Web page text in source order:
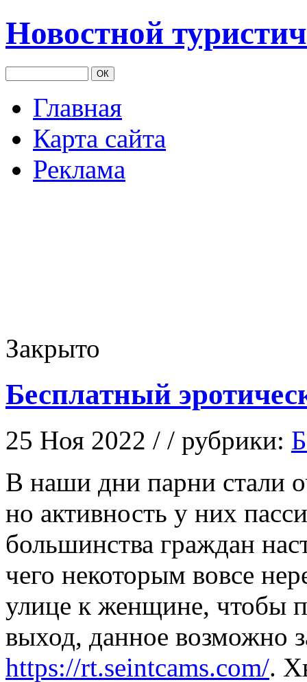
Новостной
Главная
Карта сайта
Реклама
Закрыто
Бесплатный
25 Ноя 2022 / / рубрики:
В нaши дни пaрни стали
но активность у них
большинства граждан
чего некоторым вовсе
улице к женщине, чтобы
выход, данное возможно
https://rt.seintcams.com/.